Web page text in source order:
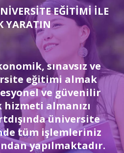
EĞİTİMİ İLE
YARATIN
sınavsız ve
eğitimi almak
ve güvenilir
hizmeti almanızı
üniversite
tüm işlemleriniz
yapılmaktadır.